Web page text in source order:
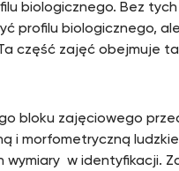
biologicznego. Bez tych
profilu biologicznego,
część zajęć obejmuje
bloku zajęciowego
i morfometryczną
wymiary w identyfikacji.